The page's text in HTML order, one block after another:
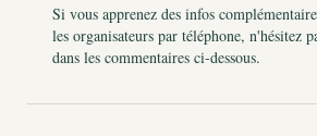
Si vous apprenez des infos
les organisateurs par téléphone, n'hésitez
dans les commentaires ci-dessous.